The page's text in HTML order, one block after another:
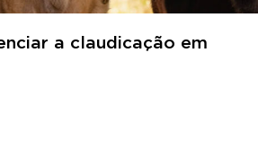
a claudicação em